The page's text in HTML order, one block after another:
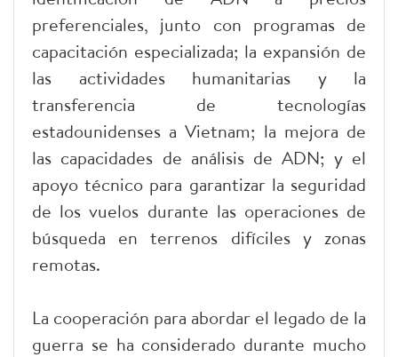
preferenciales, junto con programas de
capacitación especializada; la expansión de
las actividades humanitarias y la
transferencia de tecnologías
estadounidenses a Vietnam; la mejora de
las capacidades de análisis de ADN; y el
apoyo técnico para garantizar la seguridad
de los vuelos durante las operaciones de
búsqueda en terrenos difíciles y zonas
remotas.
La cooperación para abordar el legado de la
guerra se ha considerado durante mucho